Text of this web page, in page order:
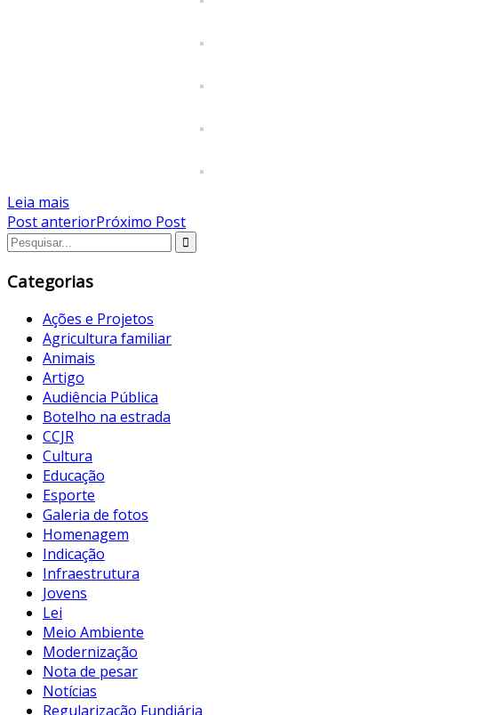
Leia mais
Post anteriorPróximo Post
Categorias
Ações e Projetos
Agricultura familiar
Animais
Artigo
Audiência Pública
Botelho na estrada
CCJR
Cultura
Educação
Esporte
Galeria de fotos
Homenagem
Indicação
Infraestrutura
Jovens
Lei
Meio Ambiente
Modernização
Nota de pesar
Notícias
Regularização Fundiária